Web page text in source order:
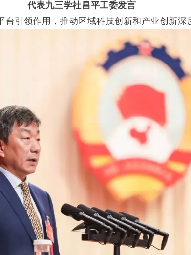
代表九三学社昌平工委发言
引领作用，推动区域科技创新和产业创新深